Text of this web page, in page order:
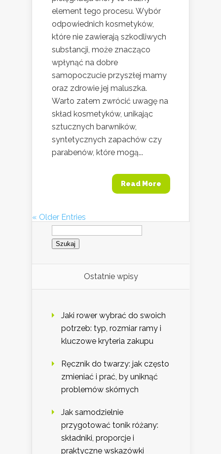
element tego procesu. Wybór
odpowiednich kosmetyków,
które nie zawierają szkodliwych
substancji, może znacząco
wpłynąć na dobre
samopoczucie przyszłej mamy
oraz zdrowie jej maluszka.
Warto zatem zwrócić uwagę na
skład kosmetyków, unikając
sztucznych barwników,
syntetycznych zapachów czy
parabenów, które mogą...
Read More
« Older Entries
Szukaj:
Ostatnie wpisy
Jaki rower wybrać do swoich
potrzeb: typ, rozmiar ramy i
kluczowe kryteria zakupu
Ręcznik do twarzy: jak często
zmieniać i prać, by uniknąć
problemów skórnych
Jak samodzielnie
przygotować tonik różany:
składniki, proporcje i
praktyczne wskazówki